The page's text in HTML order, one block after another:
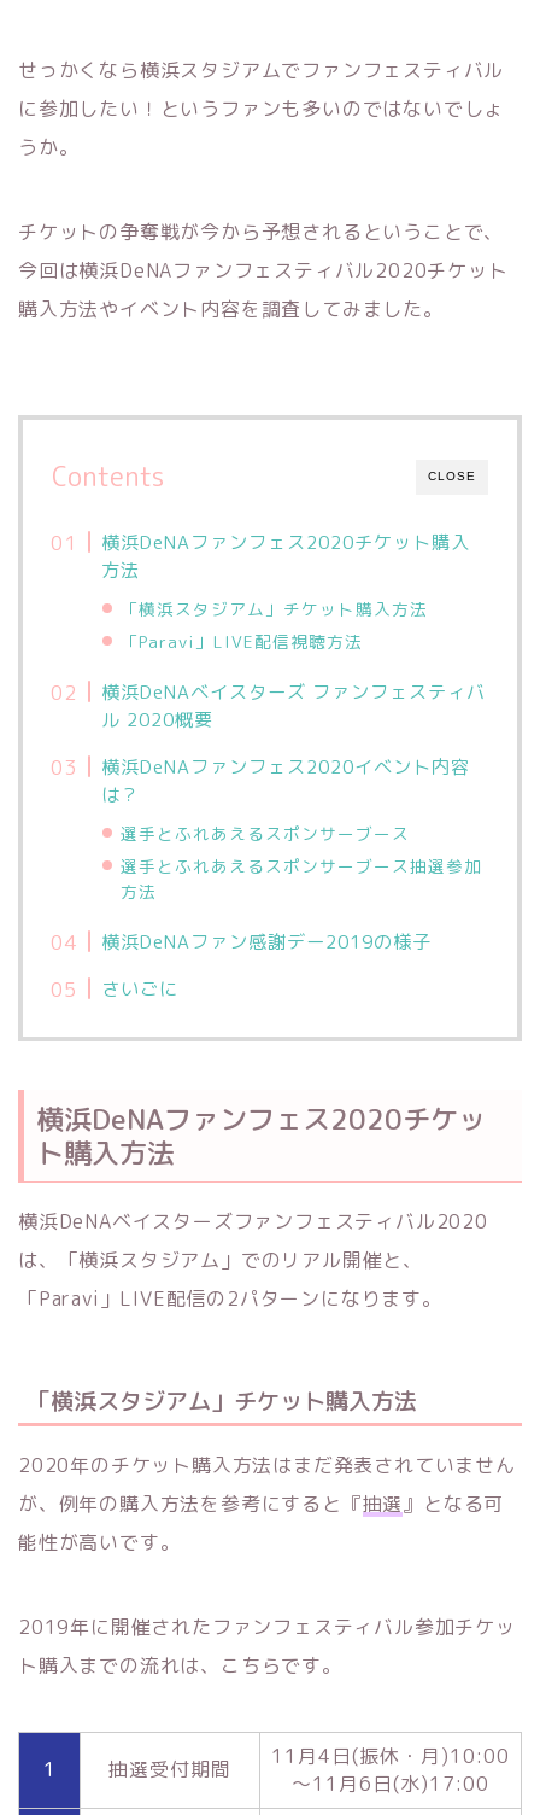
せっかくなら横浜スタジアムでファンフェスティバル
に参加したい！というファンも多いのではないでしょ
うか。
チケットの争奪戦が今から予想されるということで、
今回は横浜DeNAファンフェスティバル2020チケット
購入方法やイベント内容を調査してみました。
CLOSE
Contents
横浜DeNAファンフェス2020チケット購入
方法
「横浜スタジアム」チケット購入方法
「Paravi」LIVE配信視聴方法
横浜DeNAベイスターズ ファンフェスティバ
ル 2020概要
横浜DeNAファンフェス2020イベント内容
は？
選手とふれあえるスポンサーブース
選手とふれあえるスポンサーブース抽選参加
方法
横浜DeNAファン感謝デー2019の様子
さいごに
横浜DeNAファンフェス2020チケッ
ト購入方法
横浜DeNAベイスターズファンフェスティバル2020
は、「横浜スタジアム」でのリアル開催と、
「Paravi」LIVE配信の2パターンになります。
「横浜スタジアム」チケット購入方法
2020年のチケット購入方法はまだ発表されていません
が、例年の購入方法を参考にすると『抽選』となる可
能性が高いです。
2019年に開催されたファンフェスティバル参加チケッ
ト購入までの流れは、こちらです。
1 抽選受付期間
11月4日(振休・月)10:00
～11月6日(水)17:00